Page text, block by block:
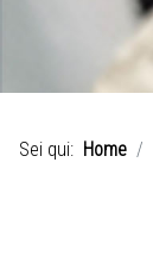
Sei qui: Home